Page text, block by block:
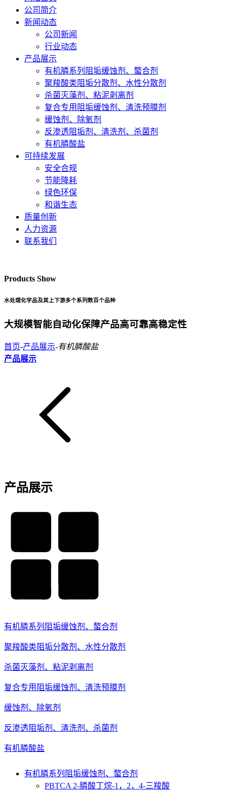
公司简介
新闻动态
公司新闻
行业动态
产品展示
有机膦系列阻垢缓蚀剂、螯合剂
聚羧酸类阻垢分散剂、水性分散剂
杀菌灭藻剂、粘泥剥离剂
复合专用阻垢缓蚀剂、清洗预膜剂
缓蚀剂、除氧剂
反渗透阻垢剂、清洗剂、杀菌剂
有机膦酸盐
可持续发展
安全合规
节能降耗
绿色环保
和谐生态
质量创新
人力资源
联系我们
Products Show
水处理化学品及其上下游多个系列数百个品种
大规模智能自动化保障产品高可靠高稳定性
首页-产品展示-有机膦酸盐
产品展示
产品展示
有机膦系列阻垢缓蚀剂、螯合剂
聚羧酸类阻垢分散剂、水性分散剂
杀菌灭藻剂、粘泥剥离剂
复合专用阻垢缓蚀剂、清洗预膜剂
缓蚀剂、除氧剂
反渗透阻垢剂、清洗剂、杀菌剂
有机膦酸盐
有机膦系列阻垢缓蚀剂、螯合剂
PBTCA 2-膦酸丁烷-1，2，4-三羧酸